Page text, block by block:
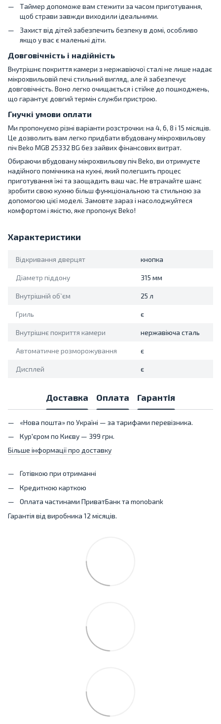
Таймер допоможе вам стежити за часом приготування,
щоб страви завжди виходили ідеальними.
Захист від дітей забезпечить безпеку в домі, особливо
якщо у вас є маленькі діти.
Довговічність і надійність
Внутрішнє покриття камери з нержавіючої сталі не лише надає
мікрохвильовій печі стильний вигляд, але й забезпечує
довговічність. Воно легко очищається і стійке до пошкоджень,
що гарантує довгий термін служби пристрою.
Гнучкі умови оплати
Ми пропонуємо різні варіанти розстрочки: на 4, 6, 8 і 15 місяців.
Це дозволить вам легко придбати вбудовану мікрохвильову
піч Beko MGB 25332 BG без зайвих фінансових витрат.
Обираючи вбудовану мікрохвильову піч Beko, ви отримуєте
надійного помічника на кухні, який полегшить процес
приготування їжі та заощадить ваш час. Не втрачайте шанс
зробити свою кухню більш функціональною та стильною за
допомогою цієї моделі. Замовте зараз і насолоджуйтеся
комфортом і якістю, яке пропонує Beko!
Характеристики
Відкривання дверцят кнопка
Діаметр піддону 315 мм
Внутрішній об`єм 25 л
Гриль є
Внутрішнє покриття камери нержавіюча сталь
Автоматичне розморожування є
Дисплей є
Доставка Оплата Гарантія
«Нова пошта» по Україні — за тарифами перевізника.
Кур'єром по Києву — 399 грн.
Більше інформації про доставку
Готівкою при отриманні
Кредитною карткою
Оплата частинами ПриватБанк та monobank
Гарантія від виробника 12 місяців.